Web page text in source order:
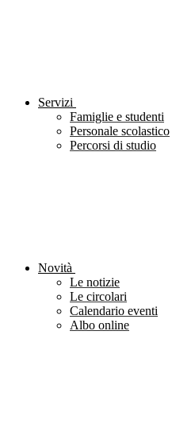
Servizi
Famiglie e studenti
Personale scolastico
Percorsi di studio
Novità
Le notizie
Le circolari
Calendario eventi
Albo online